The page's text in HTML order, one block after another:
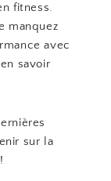
fitness.
manquez
avec
savoir
sur la
!